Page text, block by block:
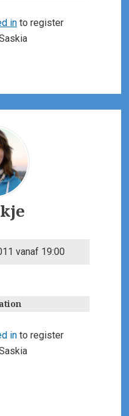
in to register
vanaf 19:00
in to register